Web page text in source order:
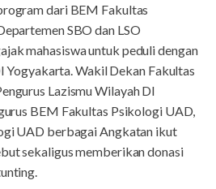
dari BEM Fakultas
SBO dan LSO
mahasiswa untuk peduli dengan
Yogyakarta. Wakil Dekan Fakultas
Lazismu Wilayah DI
BEM Fakultas Psikologi UAD,
UAD berbagai Angkatan ikut
sekaligus memberikan donasi